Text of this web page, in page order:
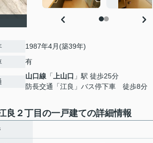
1987年4月(築39年)
有
山口線 「 上山口 」駅 徒歩25分
防長交通「江良」バス停下車 徒歩8分
良２丁目の一戸建ての詳細情報